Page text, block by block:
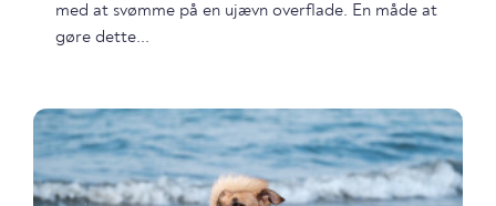
med at svømme på en ujævn overflade. En måde at
gøre dette...